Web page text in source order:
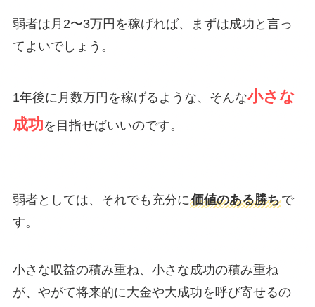
弱者は月2〜3万円を稼げれば、まずは成功と言っ
てよいでしょう。
1年後に月数万円を稼げるような、そんな小さな
成功を目指せばいいのです。
弱者としては、それでも充分に価値のある勝ちで
す。
小さな収益の積み重ね、小さな成功の積み重ね
が、やがて将来的に大金や大成功を呼び寄せるの